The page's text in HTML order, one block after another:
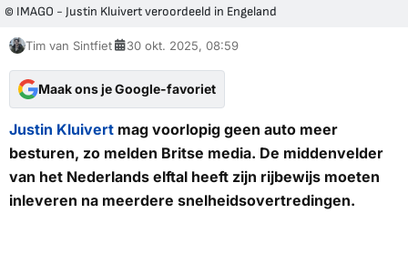
© IMAGO - Justin Kluivert veroordeeld in Engeland
Tim van Sintfiet 30 okt. 2025, 08:59
Maak ons je Google-favoriet
Justin Kluivert mag voorlopig geen auto meer
besturen, zo melden Britse media. De middenvelder
van het Nederlands elftal heeft zijn rijbewijs moeten
inleveren na meerdere snelheidsovertredingen.